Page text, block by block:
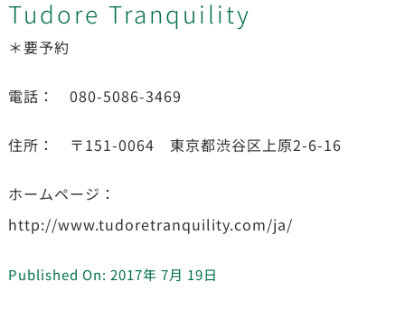
Tudore Tranquility
＊要予約
電話： 080-5086-3469
住所： 〒151-0064 東京都渋谷区上原2-6-16
ホームページ：
http://www.tudoretranquility.com/ja/
Published On: 2017年 7月 19日